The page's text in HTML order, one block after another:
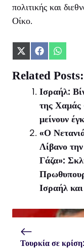
πολιτικής και
Οίκο.
Share
X
(Twitter)
Share
Facebook
Share
Related Posts:
Ισραήλ:
της Χαμάς
μείνουν
«Ο
Λίβανο
Γάζα»:
Ισραήλ
Τουρκία σε